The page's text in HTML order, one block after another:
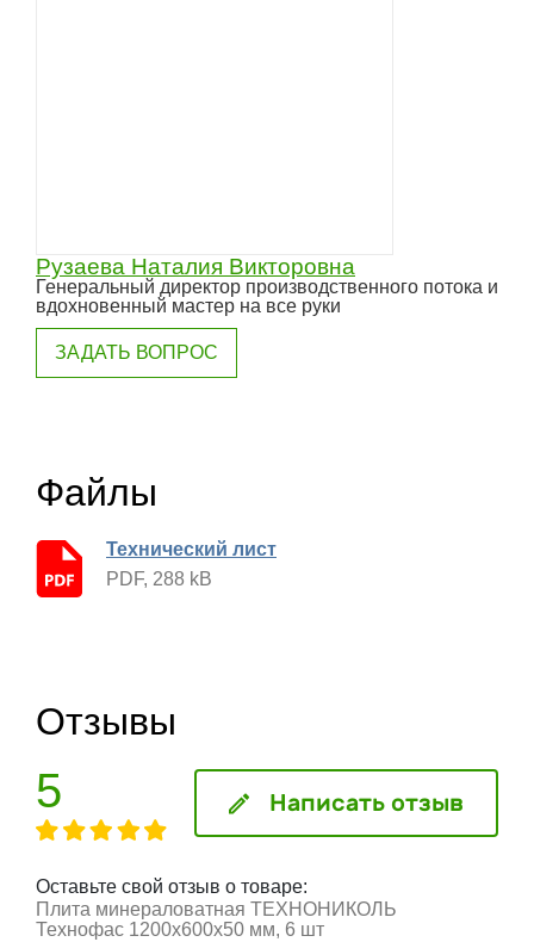
Рузаева Наталия Викторовна
Генеральный директор производственного потока и
вдохновенный мастер на все руки
ЗАДАТЬ ВОПРОС
Файлы
Технический лист
PDF, 288 kB
Отзывы
5 Написать отзыв
Оставьте свой отзыв о товаре:
Плита минераловатная ТЕХНОНИКОЛЬ
Технофас 1200х600х50 мм, 6 шт